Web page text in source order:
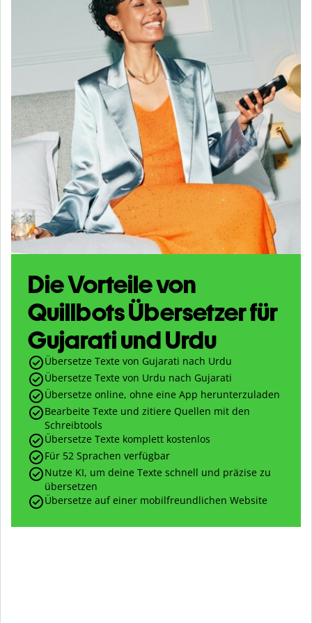
Die Vorteile von
Quillbots Übersetzer für
Gujarati und Urdu
Übersetze Texte von Gujarati nach Urdu
Übersetze Texte von Urdu nach Gujarati
Übersetze online, ohne eine App herunterzuladen
Bearbeite Texte und zitiere Quellen mit den
Schreibtools
Übersetze Texte komplett kostenlos
Für 52 Sprachen verfügbar
Nutze KI, um deine Texte schnell und präzise zu
übersetzen
Übersetze auf einer mobilfreundlichen Website